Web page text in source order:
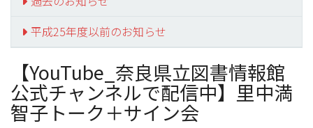
平成25年度以前のお知らせ
【YouTube_奈良県立図書情報館
公式チャンネルで配信中】里中満
智子トーク＋サイン会